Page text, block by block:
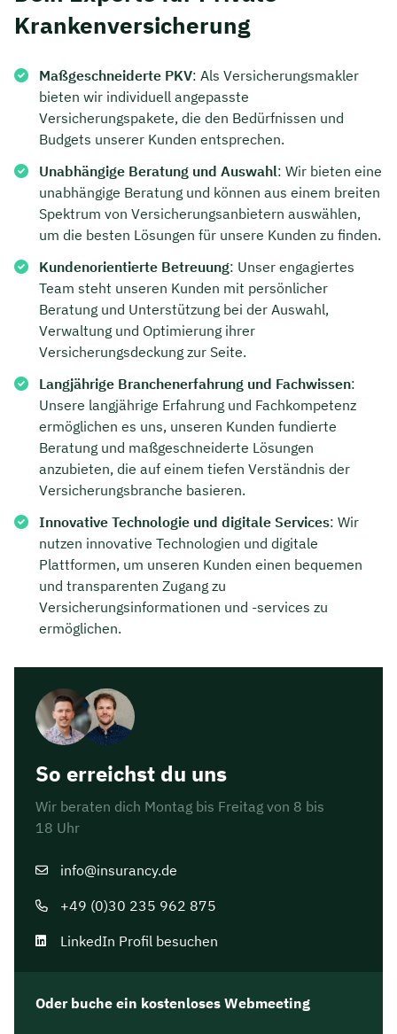
Krankenversicherung
Maßgeschneiderte PKV: Als Versicherungsmakler
bieten wir individuell angepasste
Versicherungspakete, die den Bedürfnissen und
Budgets unserer Kunden entsprechen.
Unabhängige Beratung und Auswahl: Wir bieten eine
unabhängige Beratung und können aus einem breiten
Spektrum von Versicherungsanbietern auswählen,
um die besten Lösungen für unsere Kunden zu finden.
Kundenorientierte Betreuung: Unser engagiertes
Team steht unseren Kunden mit persönlicher
Beratung und Unterstützung bei der Auswahl,
Verwaltung und Optimierung ihrer
Versicherungsdeckung zur Seite.
Langjährige Branchenerfahrung und Fachwissen:
Unsere langjährige Erfahrung und Fachkompetenz
ermöglichen es uns, unseren Kunden fundierte
Beratung und maßgeschneiderte Lösungen
anzubieten, die auf einem tiefen Verständnis der
Versicherungsbranche basieren.
Innovative Technologie und digitale Services: Wir
nutzen innovative Technologien und digitale
Plattformen, um unseren Kunden einen bequemen
und transparenten Zugang zu
Versicherungsinformationen und -services zu
ermöglichen.
So erreichst du uns
Wir beraten dich Montag bis Freitag von 8 bis
18 Uhr
info@insurancy.de
+49 (0)30 235 962 875
LinkedIn Profil besuchen
Oder buche ein kostenloses Webmeeting
Dauer: ca. 30 Minuten
🗓️ Wählen Sie jetzt Ihren Wunschtermin:
Meeting buchen